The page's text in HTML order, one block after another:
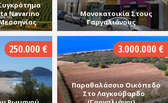
Navarino
Μονοκατοικία Στους
Γαργαλιάνους
250.000 € 3.000.000 €
Παραθαλάσσιο Οικόπεδο
Στο Λαγκούβαρδο